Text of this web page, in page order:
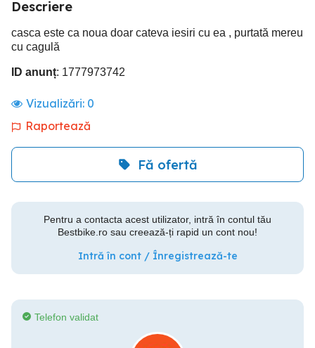
Descriere
casca este ca noua doar cateva iesiri cu ea , purtată mereu
cu cagulă
ID anunț: 1777973742
Vizualizări: 0
Raportează
Fă ofertă
Pentru a contacta acest utilizator, intră în contul tău
Bestbike.ro sau creează-ți rapid un cont nou!
Intră în cont / Înregistrează-te
Telefon validat